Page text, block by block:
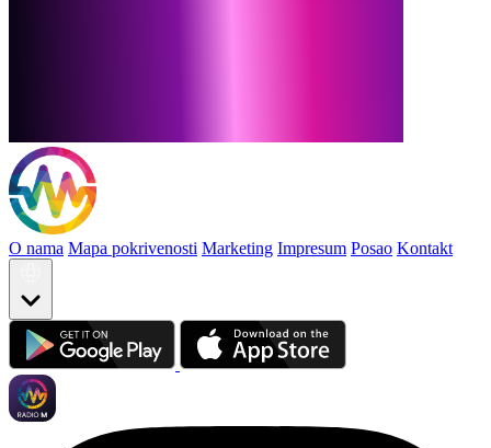
O nama Mapa pokrivenosti Marketing Impresum Posao Kontakt